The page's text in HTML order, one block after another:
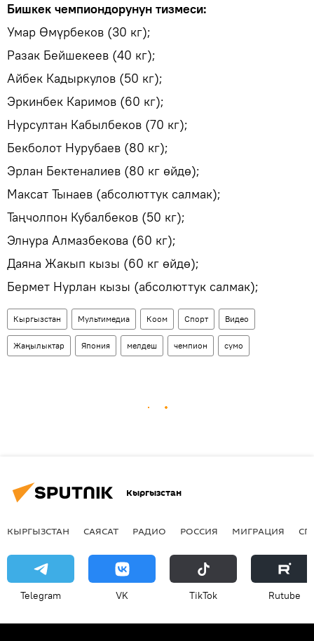
Бишкек чемпиондорунун тизмеси:
Умар Өмүрбеков (30 кг);
Разак Бейшекеев (40 кг);
Айбек Кадыркулов (50 кг);
Эркинбек Каримов (60 кг);
Нурсултан Кабылбеков (70 кг);
Бекболот Нурубаев (80 кг);
Эрлан Бектеналиев (80 кг өйдө);
Максат Тынаев (абсолюттук салмак);
Таңчолпон Кубалбеков (50 кг);
Элнура Алмазбекова (60 кг);
Даяна Жакып кызы (60 кг өйдө);
Бермет Нурлан кызы (абсолюттук салмак);
Кыргызстан Мультимедиа Коом Спорт Видео
Жаңылыктар Япония мелдеш чемпион сумо
Кыргызстан
КЫРГЫЗСТАН САЯСАТ РАДИО РОССИЯ МИГРАЦИЯ
Telegram VK ТikТоk Rutube